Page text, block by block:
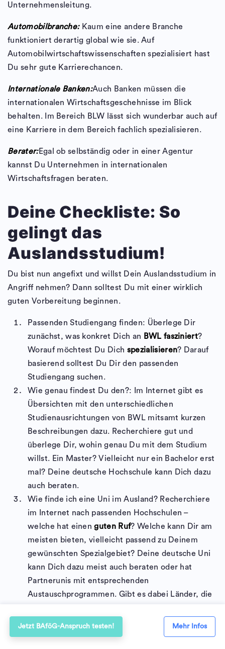
Unternehmensleitung.
Automobilbranche:Kaum eine andere Branche
funktioniert derartig global wie sie. Auf
Automobilwirtschaftswissenschaften spezialisiert hast
Du sehr gute Karrierechancen.
Internationale Banken:Auch Banken müssen die
internationalen Wirtschaftsgeschehnisse im Blick
behalten. Im Bereich BLW lässt sich wunderbar auch auf
eine Karriere in dem Bereich fachlich spezialisieren.
Berater:Egal ob selbständig oder in einer Agentur
kannst Du Unternehmen in internationalen
Wirtschaftsfragen beraten.
Deine Checkliste: So
gelingt das
Auslandsstudium!
Du bist nun angefixt und willst Dein Auslandsstudium in
Angriff nehmen? Dann solltest Du mit einer wirklich
guten Vorbereitung beginnen.
Passenden Studiengang finden: Überlege Dir
zunächst, was konkret Dich an BWL fasziniert?
Worauf möchtest Du Dich spezialisieren? Darauf
basierend solltest Du Dir den passenden
Studiengang suchen.
Wie genau findest Du den?: Im Internet gibt es
Übersichten mit den unterschiedlichen
Studienausrichtungen von BWL mitsamt kurzen
Beschreibungen dazu. Recherchiere gut und
überlege Dir, wohin genau Du mit dem Studium
willst. Ein Master? Vielleicht nur ein Bachelor erst
mal? Deine deutsche Hochschule kann Dich dazu
auch beraten.
Wie finde ich eine Uni im Ausland? Recherchiere
im Internet nach passenden Hochschulen –
welche hat einenguten Ruf? Welche kann Dir am
meisten bieten, vielleicht passend zu Deinem
gewünschten Spezialgebiet? Deine deutsche Uni
kann Dich dazu meist auch beraten oder hat
Partnerunis mit entsprechenden
Austauschprogrammen. Gibt es dabei Länder, die
Sei hier, das ist unser Tipp, etwas offener, was das
Land betrifft. Schaue lieber, welche Uni Dir die
Jetzt BAföG-Anspruch testen! Mehr Infos